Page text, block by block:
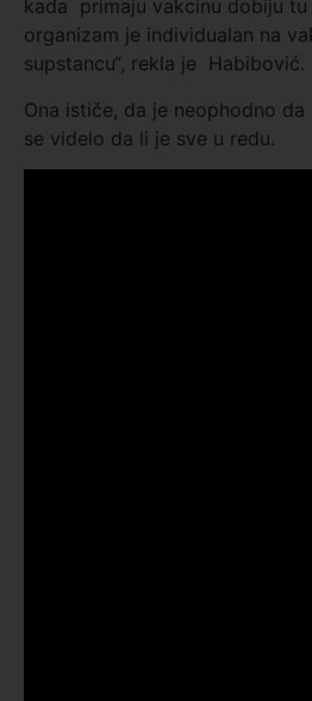
kada primaju vakcinu dobiju tu
organizam je individualan na
supstancu“, rekla je Habibović.
Ona ističe, da je neophodno
se videlo da li je sve u redu.